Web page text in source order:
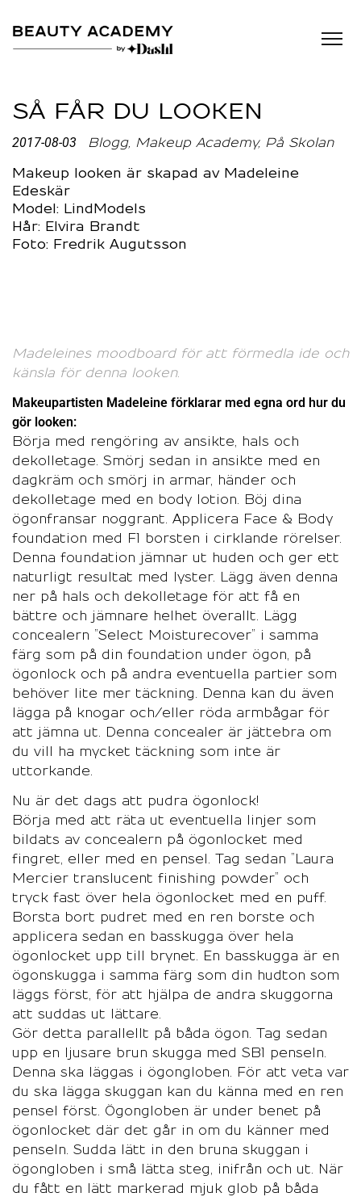
SÅ FÅR DU LOOKEN
2017-08-03 Blogg Makeup Academy På Skolan
Makeup looken är skapad av Madeleine
Edeskär
Model: LindModels
Hår: Elvira Brandt
Foto: Fredrik Augutsson
Madeleines moodboard för att förmedla ide och
känsla för denna looken.
Makeupartisten Madeleine förklarar med egna ord hur du
gör looken:
Börja med rengöring av ansikte, hals och
dekolletage. Smörj sedan in ansikte med en
dagkräm och smörj in armar, händer och
dekolletage med en body lotion. Böj dina
ögonfransar noggrant. Applicera Face & Body
foundation med F1 borsten i cirklande rörelser.
Denna foundation jämnar ut huden och ger ett
naturligt resultat med lyster. Lägg även denna
ner på hals och dekolletage för att få en
bättre och jämnare helhet överallt. Lägg
concealern ”Select Moisturecover” i samma
färg som på din foundation under ögon, på
ögonlock och på andra eventuella partier som
behöver lite mer täckning. Denna kan du även
lägga på knogar och/eller röda armbågar för
att jämna ut. Denna concealer är jättebra om
du vill ha mycket täckning som inte är
uttorkande.
Nu är det dags att pudra ögonlock!
Börja med att räta ut eventuella linjer som
bildats av concealern på ögonlocket med
fingret, eller med en pensel. Tag sedan ”Laura
Mercier translucent finishing powder” och
tryck fast över hela ögonlocket med en puff.
Borsta bort pudret med en ren borste och
applicera sedan en basskugga över hela
ögonlocket upp till brynet. En basskugga är en
ögonskugga i samma färg som din hudton som
läggs först, för att hjälpa de andra skuggorna
att suddas ut lättare.
Gör detta parallellt på båda ögon. Tag sedan
upp en ljusare brun skugga med SB1 penseln.
Denna ska läggas i ögongloben. För att veta var
du ska lägga skuggan kan du känna med en ren
pensel först. Ögongloben är under benet på
ögonlocket där det går in om du känner med
penseln. Sudda lätt in den bruna skuggan i
ögongloben i små lätta steg, inifrån och ut. När
du fått en lätt markerad mjuk glob på båda